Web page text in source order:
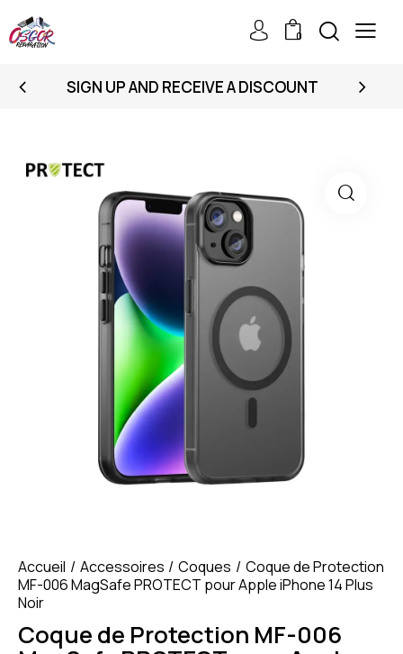
0
SIGN UP AND RECEIVE A DISCOUNT
Accueil Accessoires Coques
Coque de Protection
MF-006 MagSafe PROTECT pour Apple iPhone 14 Plus
Noir
Coque de Protection MF-006